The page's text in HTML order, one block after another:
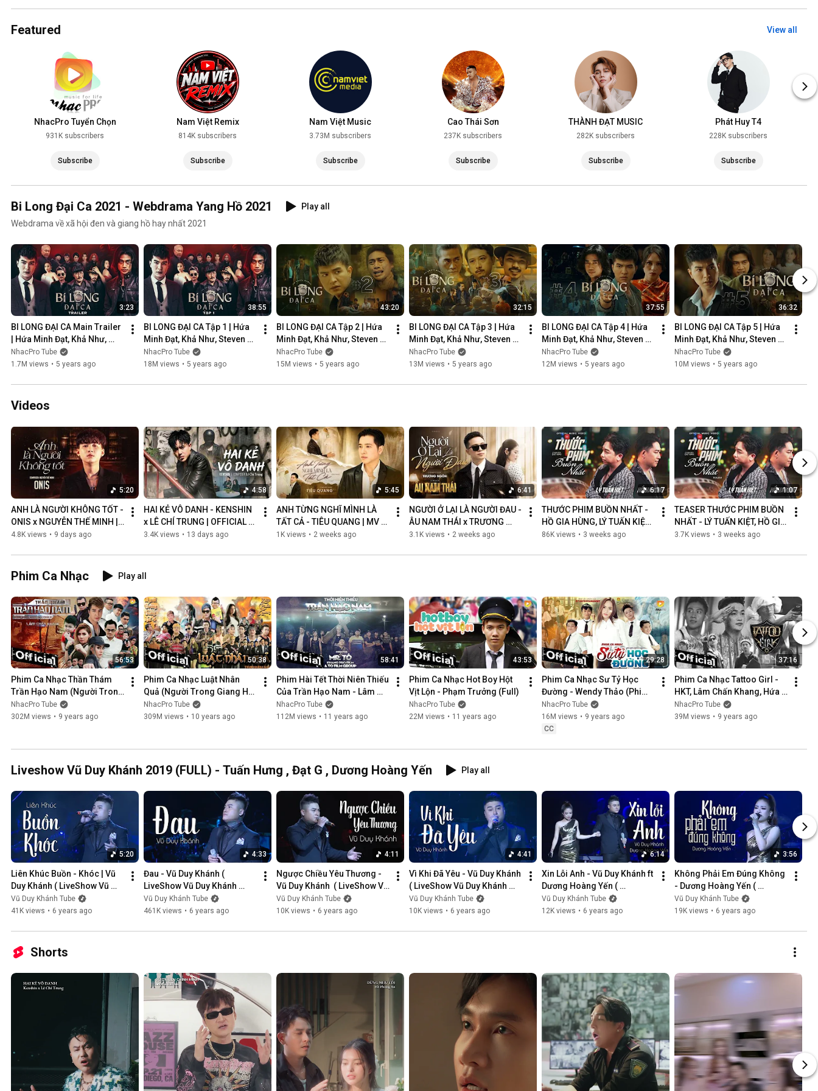
Featured View all
NhacPro Tuyển Chọn
931K subscribers
Subscribe
Nam Việt Remix
814K subscribers
Subscribe
Nam Việt Music
3.73M subscribers
Subscribe
Cao Thái Sơn
237K subscribers
Subscribe
THÀNH ĐẠT MUSIC
282K subscribers
Subscribe
Phát Huy T4
228K subscribers
Subscribe
Bi Long Đại Ca 2021 - Webdrama Yang Hồ 2021
Play all
Webdrama về xã hội đen và giang hồ hay nhất 2021
3:23
BI LONG ĐẠI CA Main Trailer
| Hứa Minh Đạt, Khả Như,
Steven Nguyễn, Lợi Trần |
Webdrama Yang Hồ 2021
NhacPro Tube
1.7M views • 5 years ago
38:55
BI LONG ĐẠI CA Tập 1 | Hứa
Minh Đạt, Khả Như, Steven
Nguyễn, Lợi Trần |
Webdrama Yang Hồ 2021
NhacPro Tube
18M views • 5 years ago
43:20
BI LONG ĐẠI CA Tập 2 | Hứa
Minh Đạt, Khả Như, Steven
Nguyễn, Lợi Trần |
Webdrama Yang Hồ 2021
NhacPro Tube
15M views • 5 years ago
32:15
BI LONG ĐẠI CA Tập 3 | Hứa
Minh Đạt, Khả Như, Steven
Nguyễn, Lợi Trần |
Webdrama Yang Hồ 2021
NhacPro Tube
13M views • 5 years ago
37:55
BI LONG ĐẠI CA Tập 4 | Hứa
Minh Đạt, Khả Như, Steven
Nguyễn, Lợi Trần |
Webdrama Yang Hồ 2021
NhacPro Tube
12M views • 5 years ago
36:32
BI LONG ĐẠI CA Tập 5 | Hứa
Minh Đạt, Khả Như, Steven
Nguyễn, Lợi Trần |
Webdrama Yang Hồ 2021
NhacPro Tube
10M views • 5 years ago
Videos
5:20
ANH LÀ NGƯỜI KHÔNG TỐT -
ONIS x NGUYỄN THẾ MINH |
OFFICIAL MV
4.8K views • 9 days ago
4:58
HAI KẺ VÔ DANH - KENSHIN
x LÊ CHÍ TRUNG | OFFICIAL
MUSIC VIDEO
3.4K views • 13 days ago
5:45
ANH TỪNG NGHĨ MÌNH LÀ
TẤT CẢ - TIÊU QUANG | MV
OFFICIAL
1K views • 2 weeks ago
6:41
NGƯỜI Ở LẠI LÀ NGƯỜI ĐAU -
ÂU NAM THÁI x TRƯƠNG
NGÔN | MV OFFICIAL
3.1K views • 2 weeks ago
6:17
THƯỚC PHIM BUỒN NHẤT -
HỒ GIA HÙNG, LÝ TUẤN KIỆT |
OFFICIAL MUSIC VIDEO
86K views • 3 weeks ago
1:07
TEASER THƯỚC PHIM BUỒN
NHẤT - LÝ TUẤN KIỆT, HỒ GIA
HÙNG | NGÀN LỜI NGƯỜI ĐÃ
3.7K views • 3 weeks ago
Phim Ca Nhạc Play all
56:53
Phim Ca Nhạc Thần Thám
Trần Hạo Nam (Người Trong
Giang Hồ 5) - Lâm Chấn
Khang 2017
NhacPro Tube
302M views • 9 years ago
50:38
Phim Ca Nhạc Luật Nhân
Quả (Người Trong Giang Hồ
4) - Lâm Chấn Khang 2016
NhacPro Tube
309M views • 10 years ago
58:41
Phim Hài Tết Thời Niên Thiếu
Của Trần Hạo Nam - Lâm
Chấn Khang [Official]
NhacPro Tube
112M views • 11 years ago
43:53
Phim Ca Nhạc Hot Boy Hột
Vịt Lộn - Phạm Trưởng (Full)
NhacPro Tube
22M views • 11 years ago
29:28
Phim Ca Nhạc Sư Tỷ Học
Đường - Wendy Thảo (Phim
Ca Nhạc Hay Nhất 2017)
NhacPro Tube
16M views • 9 years ago
CC
37:16
Phim Ca Nhạc Tattoo Girl -
HKT, Lâm Chấn Khang, Hứa
Minh Đạt, Thanh Tân
NhacPro Tube
39M views • 9 years ago
Liveshow Vũ Duy Khánh 2019 (FULL) - Tuấn Hưng , Đạt G , Dương Hoàng Yến Play all
5:20
Liên Khúc Buồn - Khóc | Vũ
Duy Khánh ( LiveShow Vũ
Duy Khánh 2019 Phần 1/21 )
Vũ Duy Khánh Tube
41K views • 6 years ago
4:33
Đau - Vũ Duy Khánh (
LiveShow Vũ Duy Khánh
2019 Phần 2/21 )
Vũ Duy Khánh Tube
461K views • 6 years ago
4:11
Ngược Chiều Yêu Thương -
Vũ Duy Khánh  ( LiveShow Vũ
Duy Khánh 2019 Phần 3/21 )
Vũ Duy Khánh Tube
10K views • 6 years ago
4:41
Vì Khi Đã Yêu - Vũ Duy Khánh
( LiveShow Vũ Duy Khánh
2019 Phần 4/21 )
Vũ Duy Khánh Tube
10K views • 6 years ago
6:14
Xin Lỗi Anh - Vũ Duy Khánh ft
Dương Hoàng Yến (
LiveShow Vũ Duy Khánh
2019 Phần 5/21 )
Vũ Duy Khánh Tube
12K views • 6 years ago
3:56
Không Phải Em Đúng Không
- Dương Hoàng Yến (
LiveShow Vũ Duy Khánh
2019 Phần 6/21 )
Vũ Duy Khánh Tube
19K views • 6 years ago
Shorts